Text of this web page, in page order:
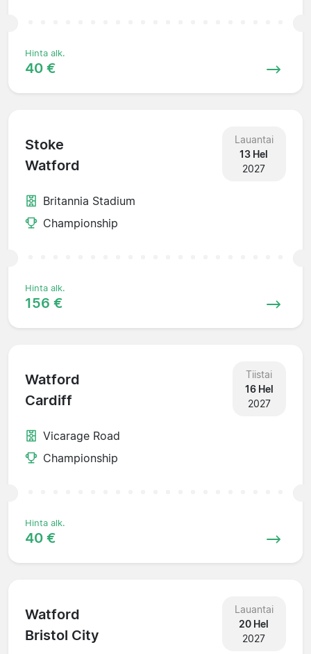
Hinta alk.
40 €
Stoke
Watford
Lauantai
13 Hel
2027
Britannia Stadium
Championship
Hinta alk.
156 €
Watford
Cardiff
Tiistai
16 Hel
2027
Vicarage Road
Championship
Hinta alk.
40 €
Watford
Bristol City
Lauantai
20 Hel
2027